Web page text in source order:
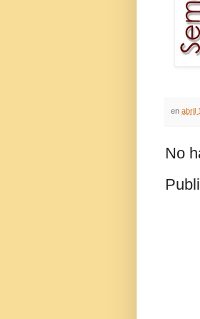
en abril
No